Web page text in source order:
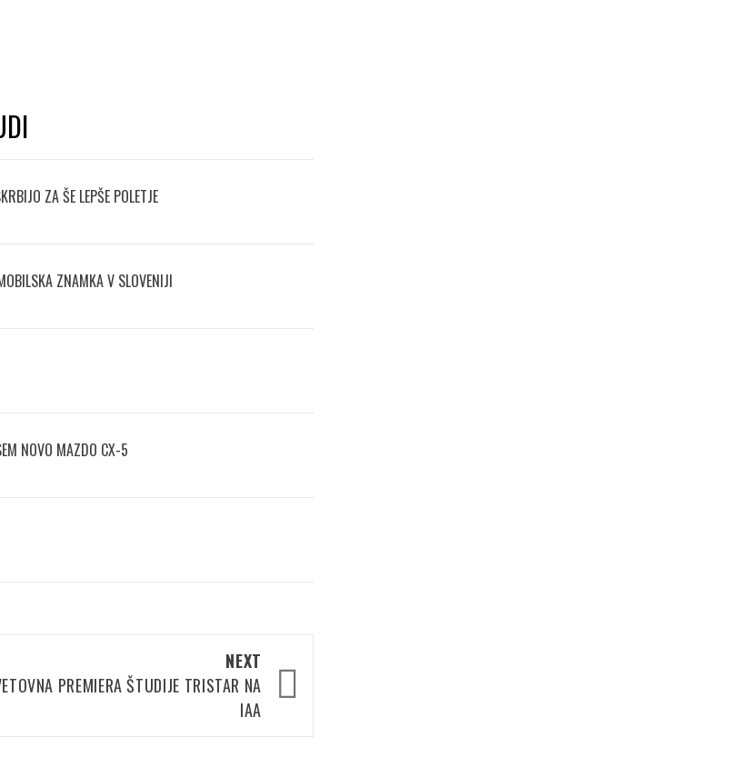
ZA ŠE LEPŠE POLETJE
ZNAMKA V SLOVENIJI
NOVO MAZDO CX-5
NEXT
PREMIERA ŠTUDIJE TRISTAR NA
IAA